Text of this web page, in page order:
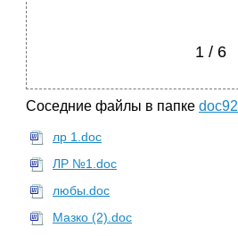
1 / 6
Соседние файлы в папке doc92
лр 1.doc
ЛР №1.doc
любы.doc
Мазко (2).doc